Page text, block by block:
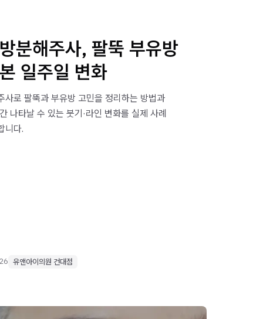
분해주사, 팔뚝 부유방
일주일 변화
사로 팔뚝과 부유방 고민을 정리하는 방법과
나타날 수 있는 붓기·라인 변화를 실제 사례
니다.
유앤아이의원 건대점